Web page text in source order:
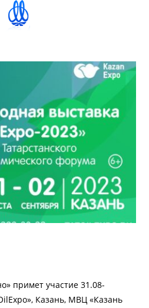
примет участие 31.08-
Казань, МВЦ «Казань